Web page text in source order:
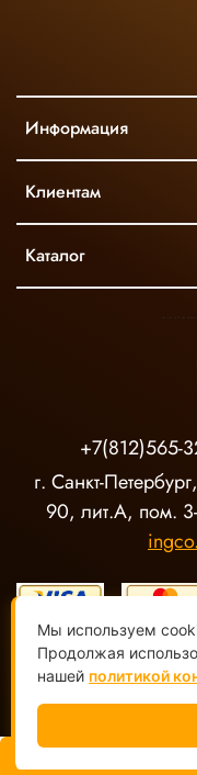
Информация
Клиентам
Каталог
+7(812)565-
г. Санкт-
90, лит.А, пом.
ООО "О-Р ИТК" Магазин
2026, Все права
Мы используем
Продолжая
нашей политикой